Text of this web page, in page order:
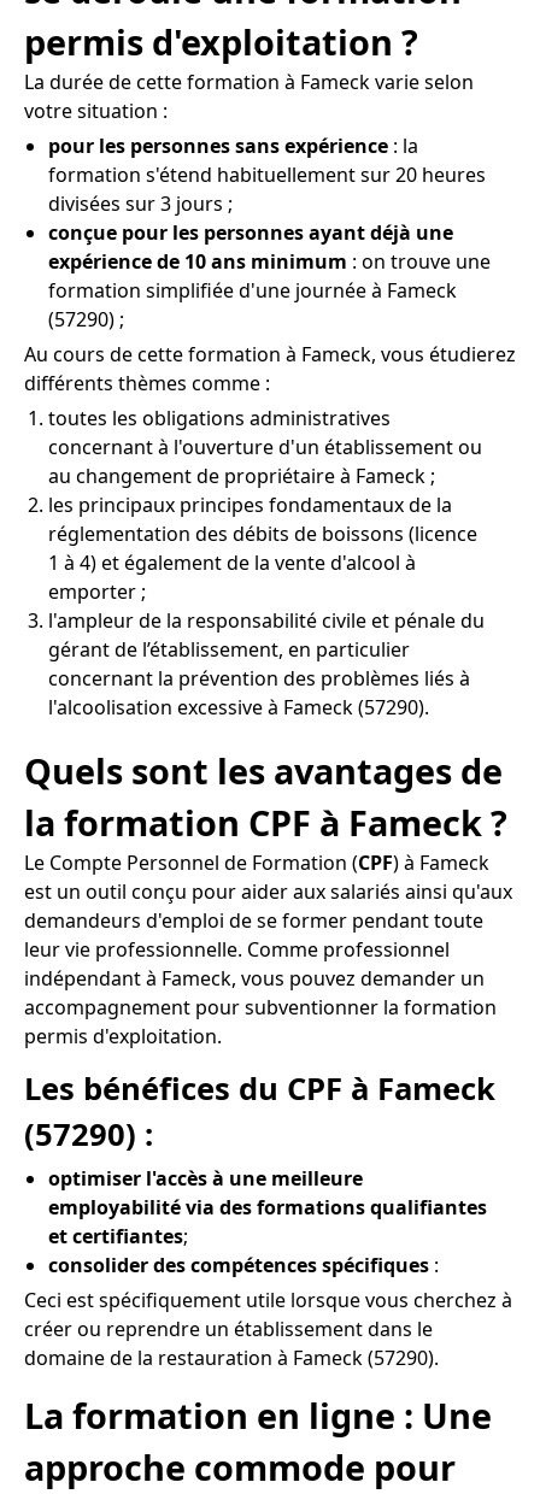
permis d'exploitation ?
La durée de cette formation à Fameck varie selon
votre situation :
pour les personnes sans expérience : la
formation s'étend habituellement sur 20 heures
divisées sur 3 jours ;
conçue pour les personnes ayant déjà une
expérience de 10 ans minimum : on trouve une
formation simplifiée d'une journée à Fameck
(57290) ;
Au cours de cette formation à Fameck, vous étudierez
différents thèmes comme :
toutes les obligations administratives
concernant à l'ouverture d'un établissement ou
au changement de propriétaire à Fameck ;
les principaux principes fondamentaux de la
réglementation des débits de boissons (licence
1 à 4) et également de la vente d'alcool à
emporter ;
l'ampleur de la responsabilité civile et pénale du
gérant de l’établissement, en particulier
concernant la prévention des problèmes liés à
l'alcoolisation excessive à Fameck (57290).
Quels sont les avantages de
la formation CPF à Fameck ?
Le Compte Personnel de Formation (CPF) à Fameck
est un outil conçu pour aider aux salariés ainsi qu'aux
demandeurs d'emploi de se former pendant toute
leur vie professionnelle. Comme professionnel
indépendant à Fameck, vous pouvez demander un
accompagnement pour subventionner la formation
permis d'exploitation.
Les bénéfices du CPF à Fameck
(57290) :
optimiser l'accès à une meilleure
employabilité via des formations qualifiantes
et certifiantes;
consolider des compétences spécifiques :
Ceci est spécifiquement utile lorsque vous cherchez à
créer ou reprendre un établissement dans le
domaine de la restauration à Fameck (57290).
La formation en ligne : Une
approche commode pour